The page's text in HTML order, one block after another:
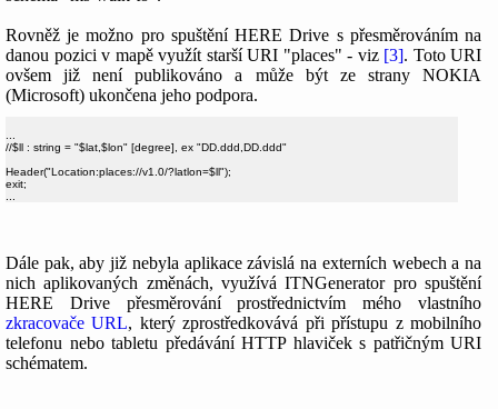
Rovněž je možno pro spuštění HERE Drive s přesměrováním na
danou pozici v mapě využít starší URI "places" - viz [3]. Toto URI
ovšem již není publikováno a může být ze strany NOKIA
(Microsoft) ukončena jeho podpora.
//$ll : string = "$lat,$lon" [degree], ex "DD.ddd,DD.ddd"
Header("Location:places://v1.0/?latlon=$ll");
exit;
Dále pak, aby již nebyla aplikace závislá na externích webech a na
nich aplikovaných změnách, využívá ITNGenerator pro spuštění
HERE Drive přesměrování prostřednictvím mého vlastního
zkracovače URL, který zprostředkovává při přístupu z mobilního
telefonu nebo tabletu předávání HTTP hlaviček s patřičným URI
schématem.